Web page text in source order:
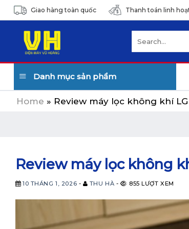
Skip
to
content
Giao hàng toàn quốc Thanh toán linh
for:
Danh mục sản phẩm
Home » Review máy lọc không khí
Review máy lọc không
10 THÁNG 1, 2026 - THU HÀ - 855 LƯỢT XEM